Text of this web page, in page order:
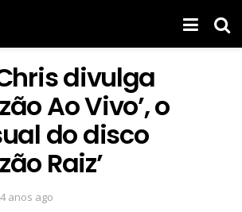
divulga
Ao Vivo’, o
do disco
Raiz’
4 anos ago